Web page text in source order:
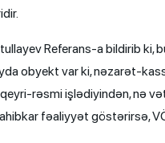
Referans-a bildirib ki,
obyekt var ki, nəzarət-
rəsmi işlədiyindən, nə
fəaliyyət göstərirsə,